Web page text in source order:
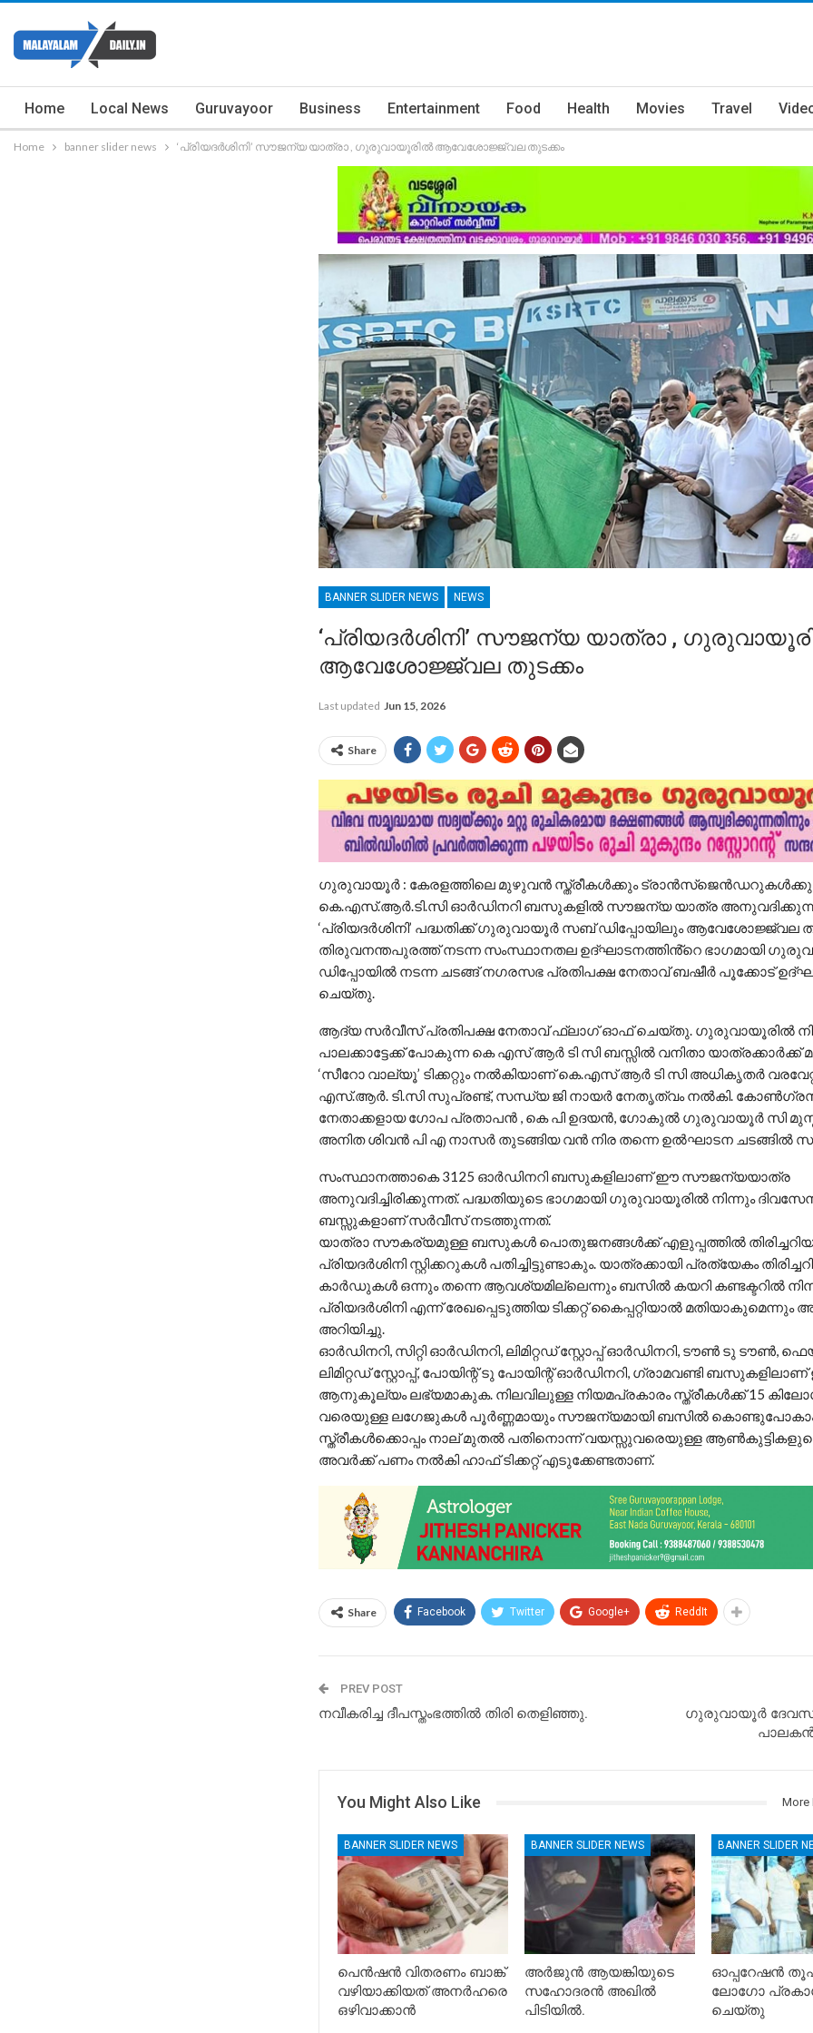
Home Local News Guruvayoor Business Entertainment Food Health Movies Travel
Home banner slider news ‘പ്രിയദർശിനി’ സൗജന്യ യാത്രാ , ഗുരുവായൂരിൽ ആവേശോജ്ജ്വല തുടക്കം
BANNER SLIDER NEWS NEWS
‘പ്രിയദർശിനി’ സൗജന്യ യാത്രാ ,
ആവേശോജ്ജ്വല തുടക്കം
Last updated Jun 15, 2026
Share
ഗുരുവായൂർ : കേരളത്തിലെ മുഴുവൻ സ്ത്രീകൾക്കും
കെ.എസ്.ആർ.ടി.സി ഓർഡിനറി ബസുകളിൽ സൗജന്യ യാത്ര
‘പ്രിയദർശിനി’ പദ്ധതിക്ക് ഗുരുവായൂർ സബ് ഡിപ്പോയിലും ആവേശോജ്ജ്വല
തിരുവനന്തപുരത്ത് നടന്ന സംസ്ഥാനതല ഉദ്ഘാടനത്തിൻ്റെ ഭാഗമായി
ഡിപ്പോയിൽ നടന്ന ചടങ്ങ് നഗരസഭ പ്രതിപക്ഷ നേതാവ് ബഷീർ പൂക്കോട്
ചെയ്തു.
ആദ്യ സർവീസ് പ്രതിപക്ഷ നേതാവ് ഫ്ലാഗ് ഓഫ് ചെയ്തു. ഗുരുവായൂരിൽ
പാലക്കാട്ടേക്ക് പോകുന്ന കെ എസ് ആർ ടി സി ബസ്സിൽ വനിതാ
‘സീറോ വാല്യൂ’ ടിക്കറ്റും നൽകിയാണ് കെ.എസ് ആർ ടി സി അധികൃതർ
എസ്.ആർ. ടി.സി സുപ്രണ്ട്, സന്ധ്യ ജി നായർ നേതൃത്വം നൽകി.
നേതാക്കളായ ഗോപ പ്രതാപൻ , കെ പി ഉദയൻ, ഗോകുൽ ഗുരുവായൂർ സി
അനിത ശിവൻ പി എ നാസർ തുടങ്ങിയ വൻ നിര തന്നെ ഉൽഘാടന ചടങ്ങിൽ
സംസ്ഥാനത്താകെ 3125 ഓർഡിനറി ബസുകളിലാണ് ഈ സൗജന്യയാത്ര
അനുവദിച്ചിരിക്കുന്നത്. പദ്ധതിയുടെ ഭാഗമായി ഗുരുവായൂരിൽ നിന്നും
ബസ്സുകളാണ് സർവീസ് നടത്തുന്നത്.
യാത്രാ സൗകര്യമുള്ള ബസുകൾ പൊതുജനങ്ങൾക്ക് എളുപ്പത്തിൽ
പ്രിയദർശിനി സ്റ്റിക്കറുകൾ പതിച്ചിട്ടുണ്ടാകും. യാത്രക്കായി പ്രത്യേകം
കാർഡുകൾ ഒന്നും തന്നെ ആവശ്യമില്ലെന്നും ബസിൽ കയറി കണ്ടക്ടറിൽ
പ്രിയദർശിനി എന്ന് രേഖപ്പെടുത്തിയ ടിക്കറ്റ് കൈപ്പറ്റിയാൽ
അറിയിച്ചു.
ഓർഡിനറി, സിറ്റി ഓർഡിനറി, ലിമിറ്റഡ് സ്റ്റോപ്പ് ഓർഡിനറി, ടൗൺ ടു ടൗൺ,
ലിമിറ്റഡ് സ്റ്റോപ്പ്, പോയിന്റ് ടു പോയിന്റ് ഓർഡിനറി, ഗ്രാമവണ്ടി
ആനുകൂല്യം ലഭ്യമാകുക. നിലവിലുള്ള നിയമപ്രകാരം സ്ത്രീകൾക്ക് 15
വരെയുള്ള ലഗേജുകൾ പൂർണ്ണമായും സൗജന്യമായി ബസിൽ
സ്ത്രീകൾക്കൊപ്പം നാല് മുതൽ പതിനൊന്ന് വയസ്സുവരെയുള്ള
അവർക്ക് പണം നൽകി ഹാഫ് ടിക്കറ്റ് എടുക്കേണ്ടതാണ്.
Share Facebook Twitter Google+ ReddIt
PREV POST
നവീകരിച്ച ദീപസ്തംഭത്തിൽ തിരി തെളിഞ്ഞു.
ഗുരുവായൂർ
You Might Also Like More
BANNER SLIDER NEWS
പെൻഷൻ വിതരണം ബാങ്ക്
വഴിയാക്കിയത് അനർഹരെ
ഒഴിവാക്കാൻ
BANNER SLIDER NEWS
അർജുൻ ആയങ്കിയുടെ
സഹോദരൻ അഖിൽ
പിടിയിൽ.
BANNER SLIDER
ഓപ്പറേഷൻ
ലോഗോ
ചെയ്തു